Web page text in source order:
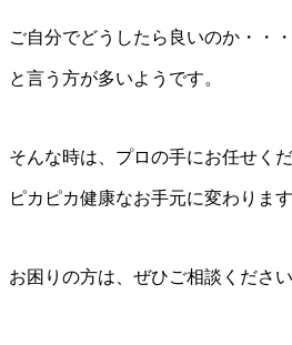
ご自分でどうしたら良いのか・・・
と言う方が多いようです。
そんな時は、プロの手にお任せくだ
ピカピカ健康なお手元に変わります
お困りの方は、ぜひご相談ください